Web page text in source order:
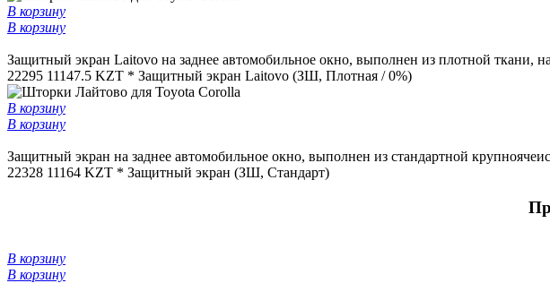
В корзину
В корзину
Защитный экран Laitovo на заднее автомобильное окно, выполнен из плотной ткани,
22295 11147.5 KZT * Защитный экран Laitovo (ЗШ, Плотная / 0%)
В корзину
В корзину
Защитный экран на заднее автомобильное окно, выполнен из стандартной
22328 11164 KZT * Защитный экран (ЗШ, Стандарт)
В корзину
В корзину